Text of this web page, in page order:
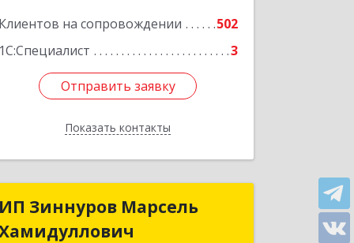
Клиентов на сопровождении
502
1С:Специалист
3
Отправить заявку
Показать контакты
Подробнее
Отправить заявку
Назад
ИП Зиннуров Марсель
ИП Зиннуров Марсель
Хамидуллович